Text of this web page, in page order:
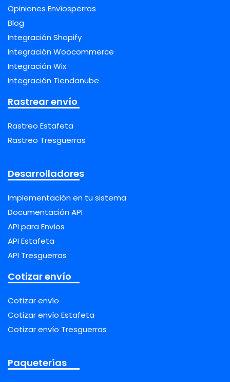
Opiniones Envíosperros
Blog
Integración Shopify
Integración Woocommerce
Integración Wix
Integración Tiendanube
Rastrear envío
Rastreo Estafeta
Rastreo Tresguerras
Desarrolladores
Implementación en tu sistema
Documentación API
API para Envíos
API Estafeta
API Tresguerras
Cotizar envío
Cotizar envío
Cotizar envío Estafeta
Cotizar envío Tresguerras
Paqueterías